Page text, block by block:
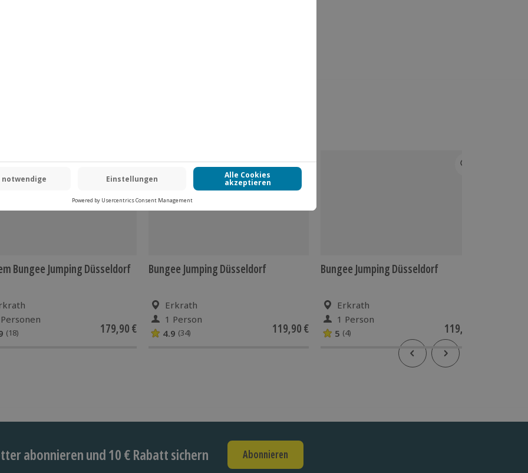
Bungee Jumping Düsseldorf
(18) 179,90 €
Bungee Jumping Düsseldorf
Erkrath
1 Person
4.9 (34) 119,90 €
Bungee Jumping Düsseldorf
Erkrath
1 Person
5 (4) 119,90 €
abonnieren und 10 € Rabatt sichern Abonnieren